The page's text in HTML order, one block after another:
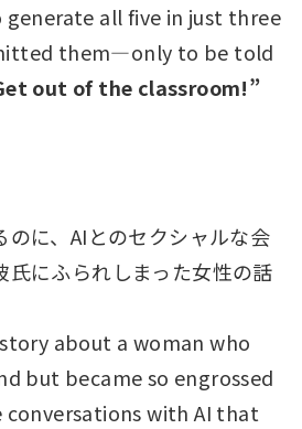
generate all five in just three
them—only to be told
out of the classroom!”
のに、AIとのセクシャルな会
氏にふられしまった女性の話
about a woman who
but became so engrossed
with AI that